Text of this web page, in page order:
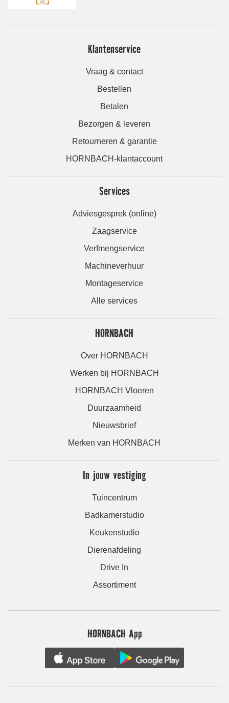
Klantenservice
Vraag & contact
Bestellen
Betalen
Bezorgen & leveren
Retourneren & garantie
HORNBACH-klantaccount
Services
Adviesgesprek (online)
Zaagservice
Verfmengservice
Machineverhuur
Montageservice
Alle services
HORNBACH
Over HORNBACH
Werken bij HORNBACH
HORNBACH Vloeren
Duurzaamheid
Nieuwsbrief
Merken van HORNBACH
In jouw vestiging
Tuincentrum
Badkamerstudio
Keukenstudio
Dierenafdeling
Drive In
Assortiment
HORNBACH App